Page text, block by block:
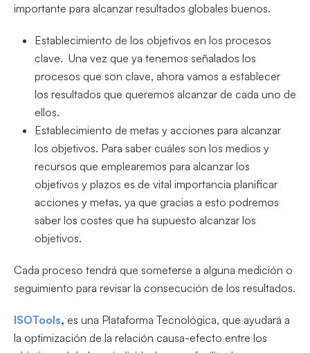
importante para alcanzar resultados globales buenos.
Establecimiento de los objetivos en los procesos
clave. Una vez que ya tenemos señalados los
procesos que son clave, ahora vamos a establecer
los resultados que queremos alcanzar de cada uno de
ellos.
Establecimiento de metas y acciones para alcanzar
los objetivos. Para saber cuáles son los medios y
recursos que emplearemos para alcanzar los
objetivos y plazos es de vital importancia planificar
acciones y metas, ya que gracias a esto podremos
saber los costes que ha supuesto alcanzar los
objetivos.
Cada proceso tendrá que someterse a alguna medición o
seguimiento para revisar la consecución de los resultados.
ISOTools, es una Plataforma Tecnológica, que ayudará a
la optimización de la relación causa-efecto entre los